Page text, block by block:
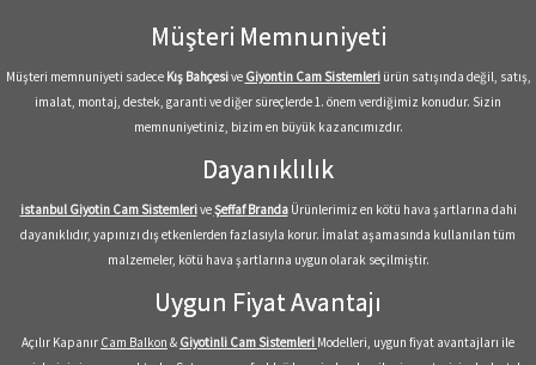
Müşteri Memnuniyeti
Müşteri memnuniyeti sadeceKış Bahçesive Giyontin Cam Sistemleriürün satışında değil, satış,
imalat, montaj, destek, garanti ve diğer süreçlerde 1. önem verdiğimiz konudur. Sizin
memnuniyetiniz, bizim en büyük kazancımızdır.
Dayanıklılık
istanbul Giyotin Cam SistemleriveŞeffaf BrandaÜrünlerimiz en kötü hava şartlarına dahi
dayanıklıdır, yapınızı dış etkenlerden fazlasıyla korur. İmalat aşamasında kullanılan tüm
malzemeler, kötü hava şartlarına uygun olarak seçilmiştir.
Uygun Fiyat Avantajı
Açılır Kapanır Cam Balkon & Giyotinli Cam Sistemleri Modelleri, uygun fiyat avantajları ile